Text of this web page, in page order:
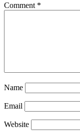
Comment *
Name
Email
Website